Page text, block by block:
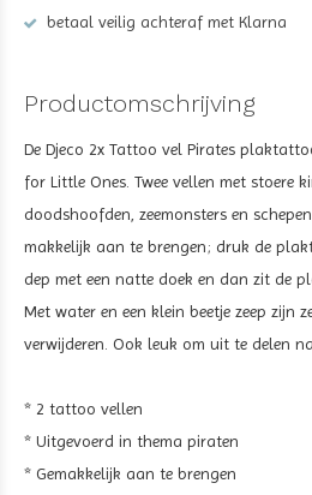
betaal veilig achteraf met Klarna
Productomschrijving
De Djeco 2x Tattoo vel Pirates
for Little Ones. Twee vellen met stoere
doodshoofden, zeemonsters en
makkelijk aan te brengen; druk de
dep met een natte doek en dan zit de
Met water en een klein beetje zeep zijn
verwijderen. Ook leuk om uit te delen
* 2 tattoo vellen
* Uitgevoerd in thema piraten
* Gemakkelijk aan te brengen